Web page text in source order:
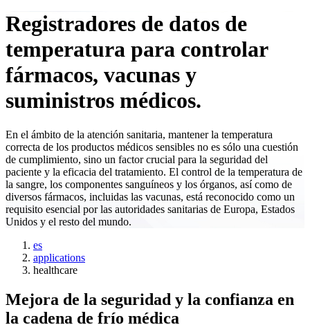
Registradores de datos de
temperatura para controlar
fármacos, vacunas y
suministros médicos.
En el ámbito de la atención sanitaria, mantener la temperatura
correcta de los productos médicos sensibles no es sólo una cuestión
de cumplimiento, sino un factor crucial para la seguridad del
paciente y la eficacia del tratamiento. El control de la temperatura de
la sangre, los componentes sanguíneos y los órganos, así como de
diversos fármacos, incluidas las vacunas, está reconocido como un
requisito esencial por las autoridades sanitarias de Europa, Estados
Unidos y el resto del mundo.
es
applications
healthcare
Mejora de la seguridad y la confianza en
la cadena de frío médica